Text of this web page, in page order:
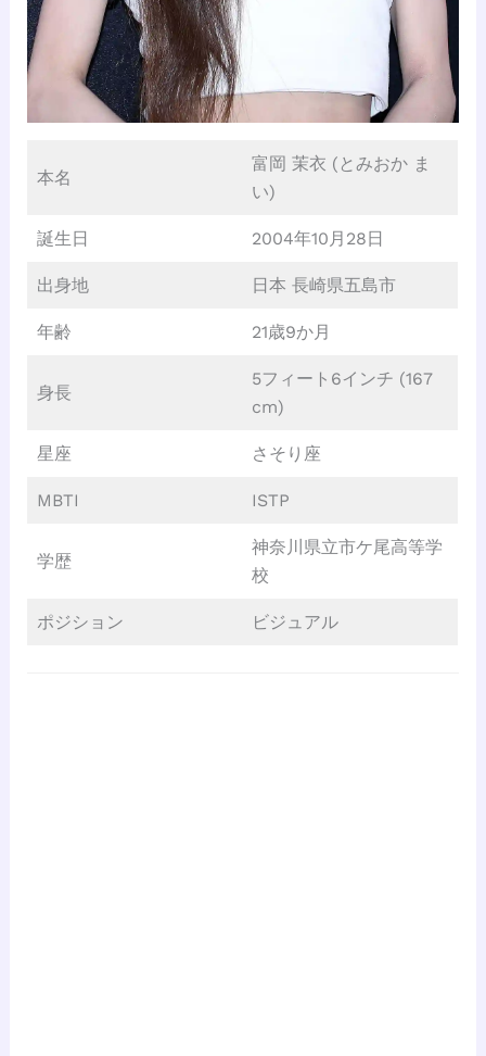
本名
富岡 茉衣 (とみおか ま
い)
誕生日 2004年10月28日
出身地 日本 長崎県五島市
年齢 21歳9か月
身長
5フィート6インチ (167
cm)
星座 さそり座
MBTI ISTP
学歴
神奈川県立市ケ尾高等学
校
ポジション ビジュアル